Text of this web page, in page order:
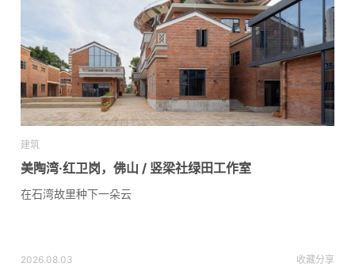
建筑
美陶湾·红卫岗，佛山 / 竖梁社绿田工作室
在石湾故里种下一朵云
2026.08.03 收藏分享